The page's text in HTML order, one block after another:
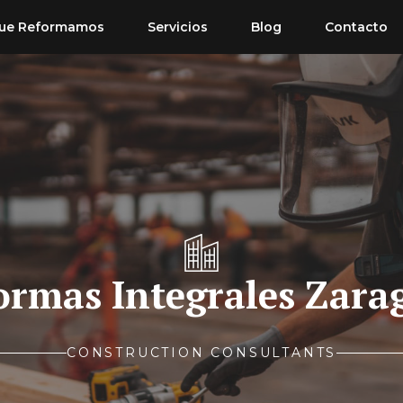
Reformamos Servicios Blog Contacto
Integrales
CONSTRUCTION CONSULTANTS